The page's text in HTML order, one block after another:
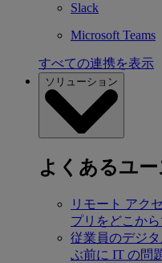
Slack
Microsoft Teams
すべての連携を表示
ソリューション
よくあるユ
リモート アク
プリをどこから
従業員のデジ
ぶ前に IT の問